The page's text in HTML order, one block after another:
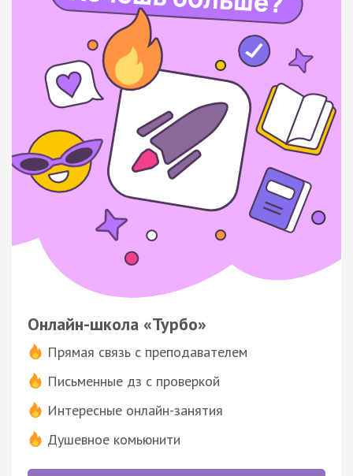
Онлайн-школа «Турбо»
Прямая связь с преподавателем
Письменные дз с проверкой
Интересные онлайн-занятия
Душевное комьюнити